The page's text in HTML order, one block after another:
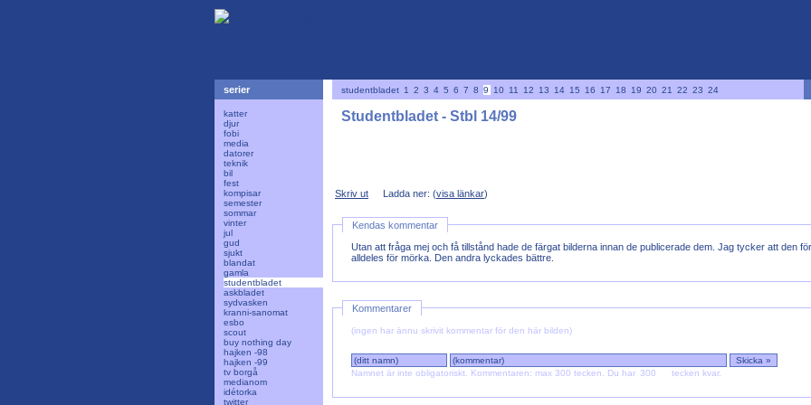
serier
katter
djur
fobi
media
datorer
teknik
bil
fest
kompisar
semester
sommar
vinter
jul
gud
sjukt
blandat
gamla
studentbladet
askbladet
sydvasken
kranni-sanomat
esbo
scout
buy nothing day
hajken -98
hajken -99
tv borgå
medianom
idétorka
twitter
studentbladet 1 2 3 4 5 6 7 8 9 10 11 12 13 14 15 16 17 18 19 20 21 22 23 24
Studentbladet - Stbl 14/99
Skriv ut Ladda ner: (visa länkar)
Kendas kommentar
Utan att fråga mej och få tillstånd hade de färgat bilderna innan de publicerade dem. Jag tycker att den
alldeles för mörka. Den andra lyckades bättre.
Kommentarer
(ingen har ännu skrivit kommentar för den här bilden)
Namnet är inte obligatoriskt. Kommentaren: max 300 tecken. Du har tecken kvar.